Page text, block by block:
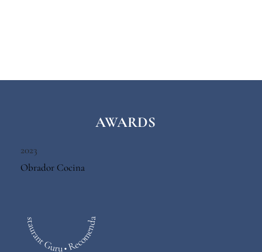
AWARDS
2023
Obrador Cocina
Restaurant Guru • Recomendado